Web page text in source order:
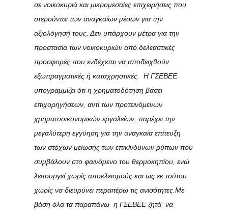
σε νοικοκυριά και μικρομεσαίες επιχειρήσεις που
στερούνται των αναγκαίων μέσων για την
αξιολόγησή τους. Δεν υπάρχουν μέτρα για την
προστασία των νοικοκυριών από δελεαστικές
προσφορές που ενδέχεται να αποδειχθούν
εξωπραγματικές ή καταχρηστικές. Η ΓΣΕΒΕΕ
υπογραμμίζει ότι η χρηματοδότηση βάσει
επιχορηγήσεων, αντί των προτεινόμενων
χρηματοοικονομικών εργαλείων, παρέχει την
μεγαλύτερη εγγύηση για την αναγκαία επίτευξη
των στόχων μείωσης των επικίνδυνων ρύπων που
συμβάλουν στο φαινόμενο του θερμοκηπίου, ενώ
λειτουργεί χωρίς αποκλεισμούς και ως εκ τούτου
χωρίς να διευρύνει περαιτέρω τις ανισότητες.Με
βάση όλα τα παραπάνω η ΓΣΕΒΕΕ ζητά να